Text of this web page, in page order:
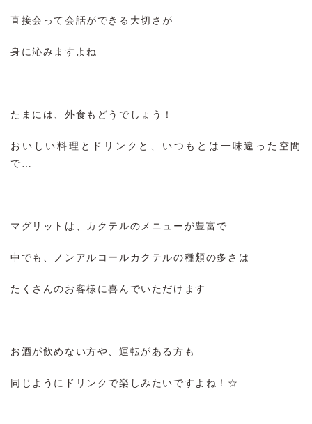
直接会って会話ができる大切さが
身に沁みますよね
たまには、外食もどうでしょう！
おいしい料理とドリンクと、いつもとは一味違った空間
で…
マグリットは、カクテルのメニューが豊富で
中でも、ノンアルコールカクテルの種類の多さは
たくさんのお客様に喜んでいただけます
お酒が飲めない方や、運転がある方も
同じようにドリンクで楽しみたいですよね！☆